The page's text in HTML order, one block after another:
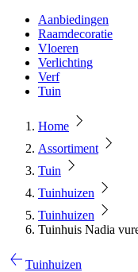
Aanbiedingen
Raamdecoratie
Vloeren
Verlichting
Verf
Tuin
Home
Assortiment
Tuin
Tuinhuizen
Tuinhuizen
Tuinhuis Nadia
Tuinhuizen